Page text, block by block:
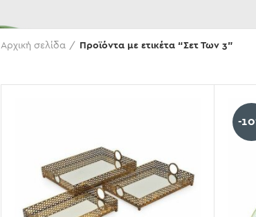
Αρχική σελίδα Προϊόντα με ετικέτα “Σετ Των 3”
-